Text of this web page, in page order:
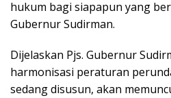
hukum bagi siapapun yang
Gubernur Sudirman.
Dijelaskan Pjs. Gubernur
harmonisasi peraturan
sedang disusun, akan